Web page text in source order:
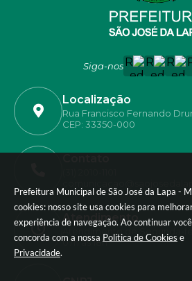
Prefeitura Municipal de São José da Lapa -
cookies: nosso site usa cookies para
experiência de navegação. Ao continuar você
concorda com a nossa Política de Cookies e
Privacidade.
Siga-nos
Localização
Rua Francisco Fernando
CEP: 33350-000
Atendimento
Atendimento de Segunda-
07h as 18h